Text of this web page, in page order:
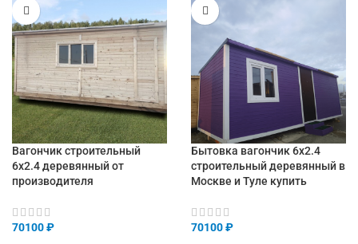
Вагончик строительный
6х2.4 деревянный от
производителя
70100₽
Бытовка вагончик 6х2.4
строительный деревянный в
Москве и Туле купить
70100₽